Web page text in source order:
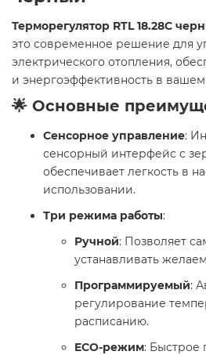
Терморегулятор RTL 18.28C
это современное решение для
электрического отопления,
и энергоэффективность в
🌟 Основные
Сенсорное управление:
сенсорный интерфейс с
обеспечивает легкость в
использовании.
Три режима работы:
Ручной: Позволяет
устанавливать
Программируемый:
регулирование
расписанию.
ECO-режим: Быстрое